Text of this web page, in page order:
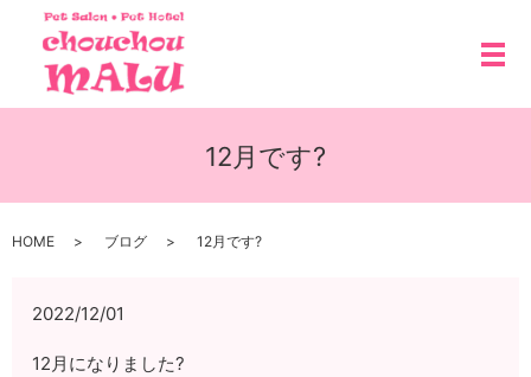
メ
12月です?
HOME ブログ 12月です?
2022/12/01
12月になりました?